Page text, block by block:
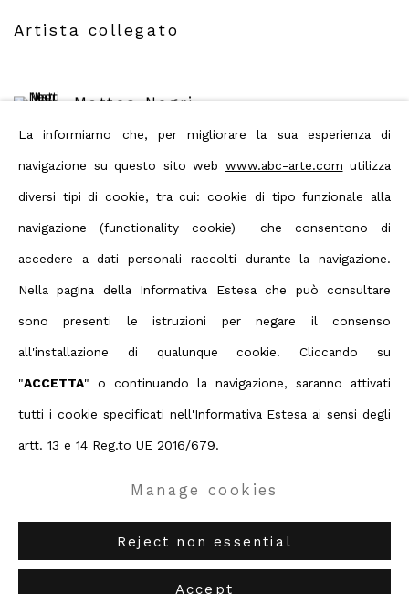
Artista collegato
Matteo Negri
Condividi
Privacy Policy
Manage cookies
Terms & Conditions
Contact us on Whatsapp
Diritti d'autore 2026 ABC ARTE
via XX Settembre 11/A, 16121 Genova
La informiamo che, per migliorare la sua esperienza di
navigazione su questo sito web www.abc-arte.com utilizza
diversi tipi di cookie, tra cui: cookie di tipo funzionale alla
navigazione (functionality cookie) che consentono di
accedere a dati personali raccolti durante la navigazione.
Nella pagina della Informativa Estesa che può consultare
sono presenti le istruzioni per negare il consenso
all'installazione di qualunque cookie. Cliccando su
"ACCETTA" o continuando la navigazione, saranno attivati
tutti i cookie specificati nell'Informativa Estesa ai sensi degli
artt. 13 e 14 Reg.to UE 2016/679.
Manage cookies
Reject non essential
Accept